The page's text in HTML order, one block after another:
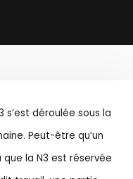
s’est déroulée sous la
Peut-être qu’un
la N3 est réservée